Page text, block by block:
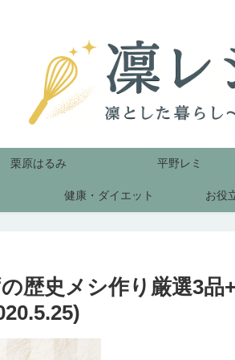
栗原はるみ 平野レミ
健康・ダイエット お役
歴史メシ作り厳選3品